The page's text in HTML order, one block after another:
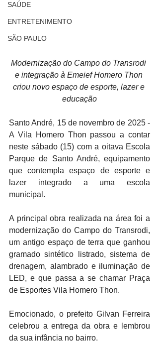
SAÚDE
ENTRETENIMENTO
SÃO PAULO
Modernização do Campo do Transrodi
e integração à Emeief Homero Thon
criou novo espaço de esporte, lazer e
educação
Santo André, 15 de novembro de 2025 -
A Vila Homero Thon passou a contar
neste sábado (15) com a oitava Escola
Parque de Santo André, equipamento
que contempla espaço de esporte e
lazer integrado a uma escola
municipal.
A principal obra realizada na área foi a
modernização do Campo do Transrodi,
um antigo espaço de terra que ganhou
gramado sintético listrado, sistema de
drenagem, alambrado e iluminação de
LED, e que passa a se chamar Praça
de Esportes Vila Homero Thon.
Emocionado, o prefeito Gilvan Ferreira
celebrou a entrega da obra e lembrou
da sua infância no bairro.